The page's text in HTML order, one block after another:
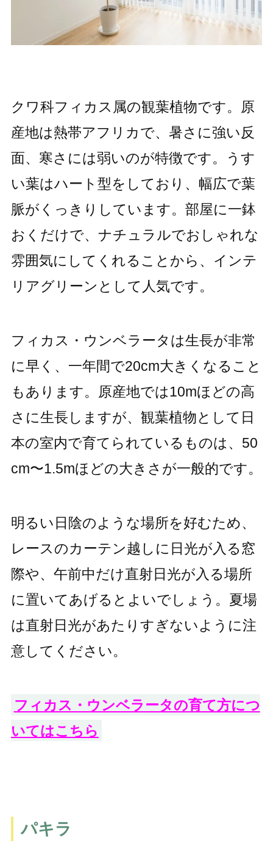
クワ科フィカス属の観葉植物です。原
産地は熱帯アフリカで、暑さに強い反
面、寒さには弱いのが特徴です。うす
い葉はハート型をしており、幅広で葉
脈がくっきりしています。部屋に一鉢
おくだけで、ナチュラルでおしゃれな
雰囲気にしてくれることから、インテ
リアグリーンとして人気です。
フィカス・ウンベラータは生長が非常
に早く、一年間で20cm大きくなること
もあります。原産地では10mほどの高
さに生長しますが、観葉植物として日
本の室内で育てられているものは、50
cm〜1.5mほどの大きさが一般的です。
明るい日陰のような場所を好むため、
レースのカーテン越しに日光が入る窓
際や、午前中だけ直射日光が入る場所
に置いてあげるとよいでしょう。夏場
は直射日光があたりすぎないように注
意してください。
フィカス・ウンベラータの育て方につ
いてはこちら
パキラ